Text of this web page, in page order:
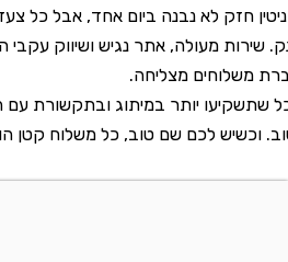
חזק לא נבנה ביום אחד, אבל כל צעד
שירות מעולה, אתר נגיש ושיווק עקבי
משלוחים מצליחה.
יותר במיתוג ובתקשורת עם
וכשיש לכם שם טוב, כל משלוח קטן